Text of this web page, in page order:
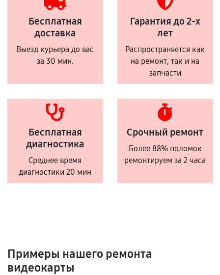
Бесплатная
доставка
Выезд курьера до вас
за 30 мин.
Гарантия до 2-х
лет
Распространяется как
на ремонт, так и на
запчасти
Бесплатная
диагностика
Среднее время
диагностики 20 мин
Срочный ремонт
Более 88% поломок
ремонтируем за 2 часа
Примеры нашего ремонта
видеокарты